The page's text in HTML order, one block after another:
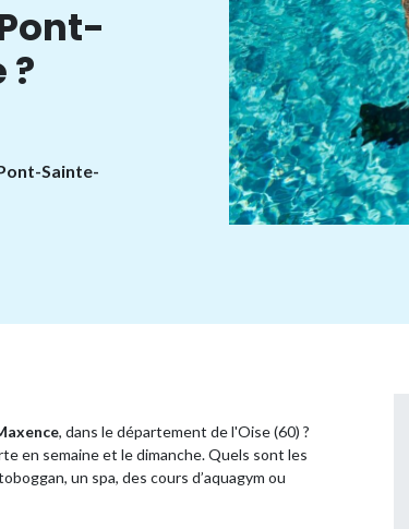
?
Sainte-
, dans le département de l'Oise (60) ?
en semaine et le dimanche. Quels sont les
un spa, des cours d’aquagym ou